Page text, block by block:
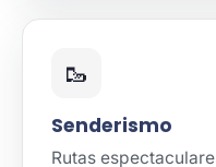
🥾
Senderismo
Rutas